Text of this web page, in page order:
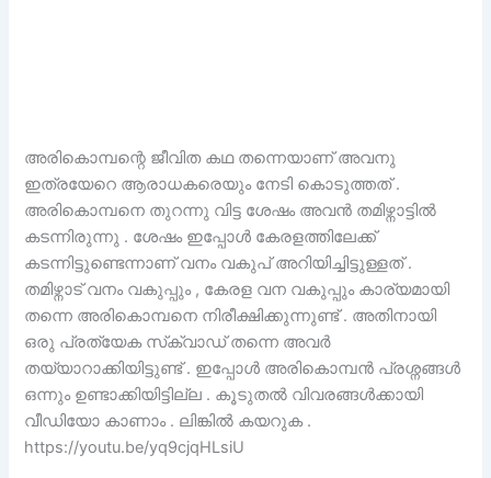
അരികൊമ്പന്റെ ജീവിത കഥ തന്നെയാണ് അവനു
ഇത്രയേറെ ആരാധകരെയും നേടി കൊടുത്തത് .
അരികൊമ്പനെ തുറന്നു വിട്ട ശേഷം അവൻ തമിഴ്നാട്ടിൽ
കടന്നിരുന്നു . ശേഷം ഇപ്പോൾ കേരളത്തിലേക്ക്
കടന്നിട്ടുണ്ടെന്നാണ് വനം വകുപ് അറിയിച്ചിട്ടുള്ളത് .
തമിഴ്നാട് വനം വകുപ്പും , കേരള വന വകുപ്പും കാര്യമായി
തന്നെ അരികൊമ്പനെ നിരീക്ഷിക്കുന്നുണ്ട് . അതിനായി
ഒരു പ്രത്യേക സ്‌ക്വാഡ് തന്നെ അവർ
തയ്യാറാക്കിയിട്ടുണ്ട് . ഇപ്പോൾ അരികൊമ്പൻ പ്രശ്നങ്ങൾ
ഒന്നും ഉണ്ടാക്കിയിട്ടില്ല . കൂടുതൽ വിവരങ്ങൾക്കായി
വീഡിയോ കാണാം . ലിങ്കിൽ കയറുക .
https://youtu.be/yq9cjqHLsiU